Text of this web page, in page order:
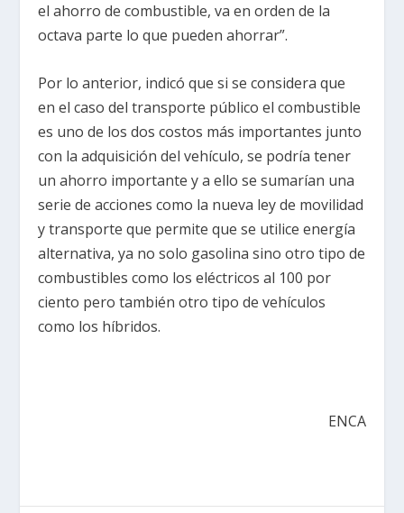
el ahorro de combustible, va en orden de la
octava parte lo que pueden ahorrar”.
Por lo anterior, indicó que si se considera que
en el caso del transporte público el combustible
es uno de los dos costos más importantes junto
con la adquisición del vehículo, se podría tener
un ahorro importante y a ello se sumarían una
serie de acciones como la nueva ley de movilidad
y transporte que permite que se utilice energía
alternativa, ya no solo gasolina sino otro tipo de
combustibles como los eléctricos al 100 por
ciento pero también otro tipo de vehículos
como los híbridos.
ENCA